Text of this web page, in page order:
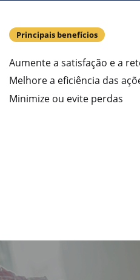
Principais benefícios
Aumente a satisfação e a
Melhore a eficiência das
Minimize ou evite perdas